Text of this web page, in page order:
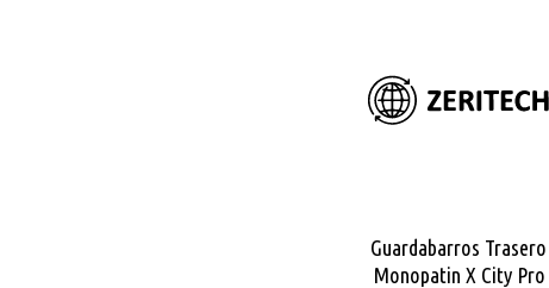
Guardabarros Trasero
Monopatin X City Pro